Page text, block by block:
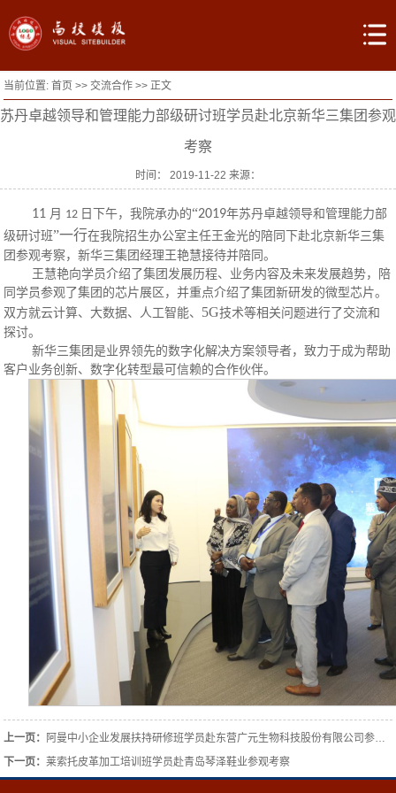
当前位置:首页 >>交流合作 >> 正文
苏丹卓越领导和管理能力部级研讨班学员赴北京新华三集团参观
考察
时间： 2019-11-22 来源：
11 月 12 日下午，我院承办的“2019年苏丹卓越领导和管理能力部
级研讨班”一行在我院招生办公室主任王金光的 陪同 下赴北京新华三集
团参观考察，新华三集团经理 王艳慧接待并陪同。
王慧艳向学员介绍了集团发展历程、业务内容及未来发展趋势，陪
同学员参观了集团的芯片展区，并重点介绍了集团新研发的微型芯片。
双方就云计算、大数据、人工智能、 5G技术等相关问题进行了交流和
探讨。
新华三集团是业界领先的数字化解决方案领导者，致力于成为帮助
客户业务创新、数字化转型最可信赖的合作伙伴。
上一页：
阿曼中小企业发展扶持研修班学员赴东营广元生物科技股份有限公司参观考察
下一页：莱索托皮革加工培训班学员赴青岛琴泽鞋业参观考察